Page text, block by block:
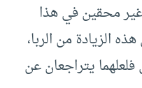
محقين في هذا
الزيادة من الربا،
يتراجعان عن